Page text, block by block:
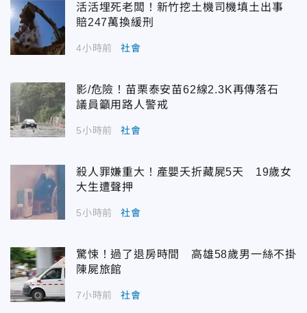
活活埋死老闆！新竹挖土機司機填土出事
賠247萬換緩刑
4小時前 社會
影/危險！苗栗泰安苗62線2.3K再傳落石
議員籲用路人警戒
5小時前 社會
殺人罪嫌重大！產嬰夭折藏屍5天 19歲女
大生遭聲押
5小時前 社會
驚悚！過了退房時間 高雄58歲男一絲不掛
陳屍旅館
7小時前 社會